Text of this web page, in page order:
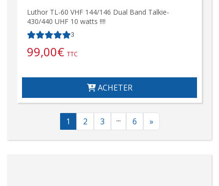
Luthor TL-60 VHF 144/146 Dual Band Talkie-
430/440 UHF 10 watts !!!!
3
99,00€ TTC
ACHETER
1 2 3 ... 6 »